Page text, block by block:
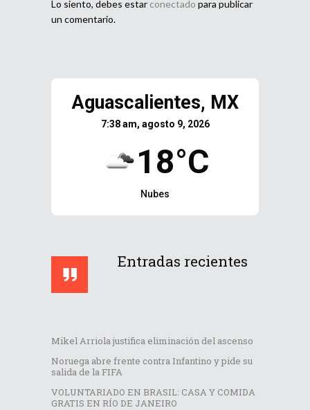
Lo siento, debes estar conectado para publicar
un comentario.
Aguascalientes, MX
7:38 am, agosto 9, 2026
18°C
Nubes
Entradas recientes
Mikel Arriola justifica eliminación del ascenso
Noruega abre frente contra Infantino y pide su
salida de la FIFA
VOLUNTARIADO EN BRASIL: CASA Y COMIDA
GRATIS EN RÍO DE JANEIRO